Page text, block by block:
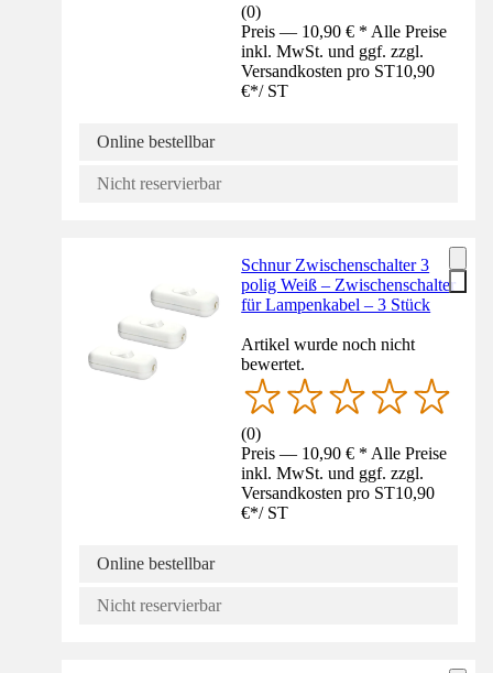
(0)
Preis — 10,90 € * Alle Preise
inkl. MwSt. und ggf. zzgl.
Versandkosten pro ST10,90
€*/ ST
Online bestellbar
Nicht reservierbar
Schnur Zwischenschalter 3
polig Weiß – Zwischenschalter
für Lampenkabel – 3 Stück
Artikel wurde noch nicht
bewertet.
(0)
Preis — 10,90 € * Alle Preise
inkl. MwSt. und ggf. zzgl.
Versandkosten pro ST10,90
€*/ ST
Online bestellbar
Nicht reservierbar